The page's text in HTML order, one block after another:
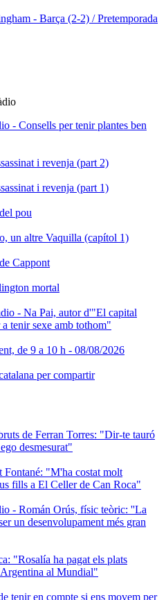
- Barça (2-2) / Pretemporada
- Consells per tenir plantes ben
i revenja (part 2)
i revenja (part 1)
pou
un altre Vaquilla (capítol 1)
Cappont
mortal
- Na Pai, autor d'"El capital
tenir sexe amb tothom"
de 9 a 10 h - 08/08/2026
per compartir
de Ferran Torres: "Dir-te tauró
desmesurat"
Fontané: "M'ha costat molt
fills a El Celler de Can Roca"
- Román Orús, físic teòric: ''La
un desenvolupament més gran
"Rosalía ha pagat els plats
al Mundial"
tenir en compte si ens movem per